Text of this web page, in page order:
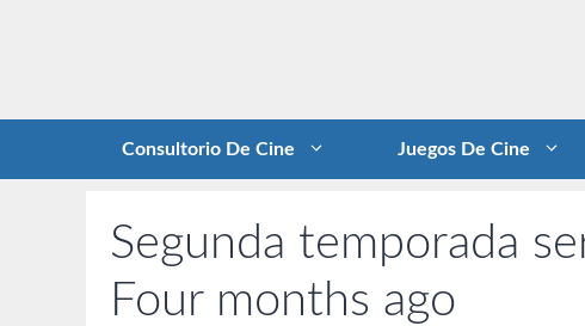
Consultorio De Cine Juegos De Cine
Segunda temporada
Four months ago